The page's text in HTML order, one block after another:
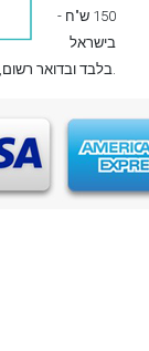
150 ש"ח -
בישראל
בלבדובדואר רשום , חו"ל- לפי משקל החבילה.